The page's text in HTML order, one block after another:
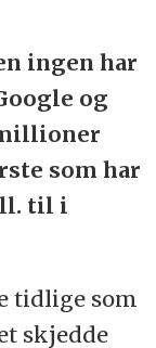
ingen har
og
som har
til i
tidlige som
skjedde